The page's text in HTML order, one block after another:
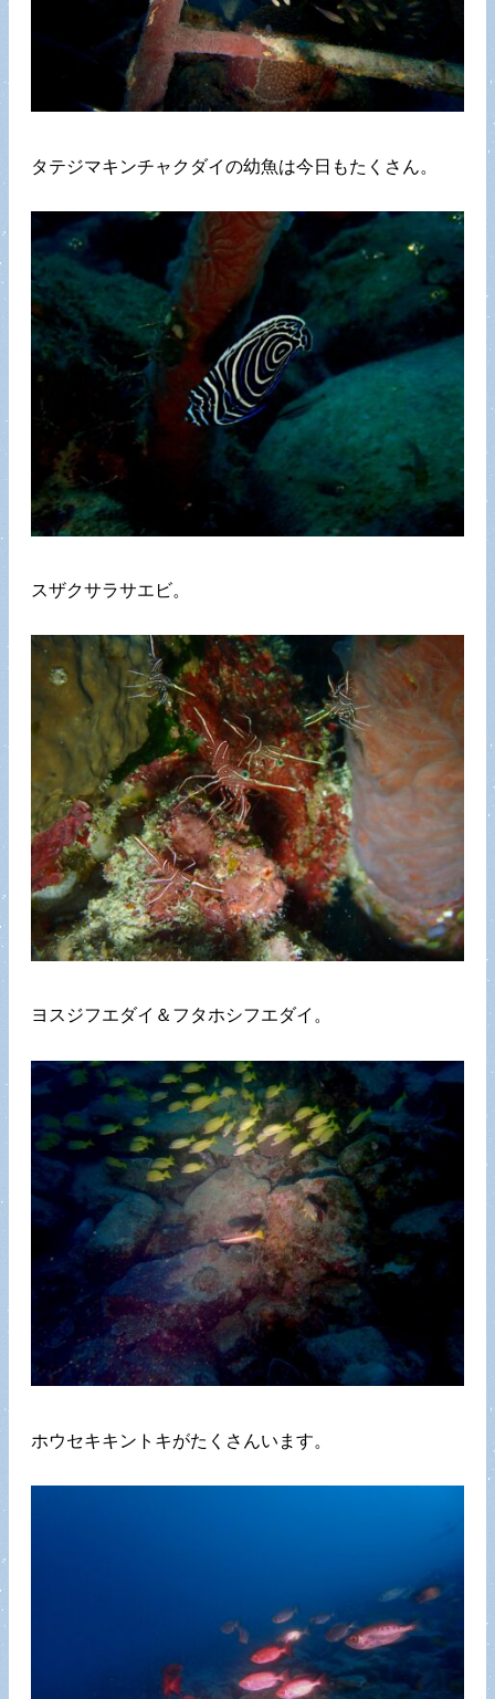
タテジマキンチャクダイの幼魚は今日もたくさん。
スザクサラサエビ。
ヨスジフエダイ＆フタホシフエダイ。
ホウセキキントキがたくさんいます。